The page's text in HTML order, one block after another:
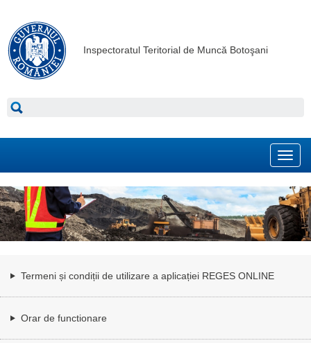
Inspectoratul Teritorial de Muncă Botoşani
Termeni și condiții de utilizare a aplicației REGES ONLINE
Orar de functionare